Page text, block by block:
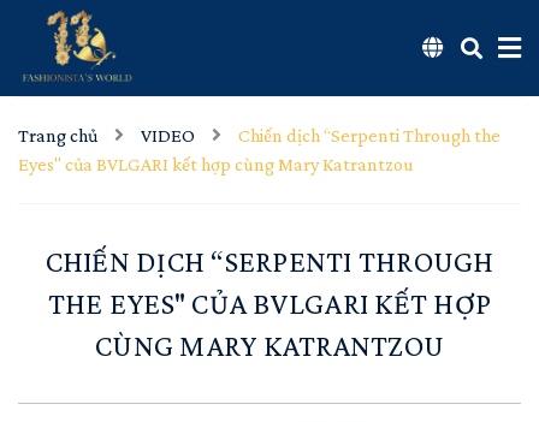
Trang chủ VIDEO
Chiến dịch “Serpenti Through the
Eyes" của BVLGARI kết hợp cùng Mary Katrantzou
CHIẾN DỊCH “SERPENTI THROUGH
THE EYES" CỦA BVLGARI KẾT HỢP
CÙNG MARY KATRANTZOU